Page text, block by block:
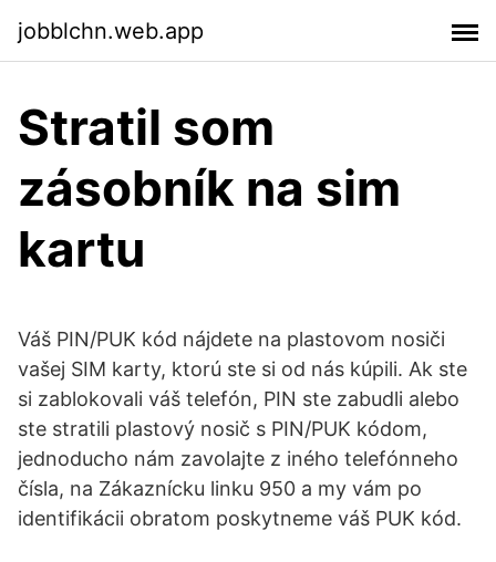
jobblchn.web.app
Stratil som
zásobník na sim
kartu
Váš PIN/PUK kód nájdete na plastovom nosiči
vašej SIM karty, ktorú ste si od nás kúpili. Ak ste
si zablokovali váš telefón, PIN ste zabudli alebo
ste stratili plastový nosič s PIN/PUK kódom,
jednoducho nám zavolajte z iného telefónneho
čísla, na Zákaznícku linku 950 a my vám po
identifikácii obratom poskytneme váš PUK kód.